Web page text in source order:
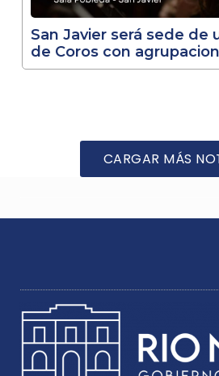
San Javier será sede de
de Coros con
CARGAR MÁS